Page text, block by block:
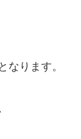
なります。